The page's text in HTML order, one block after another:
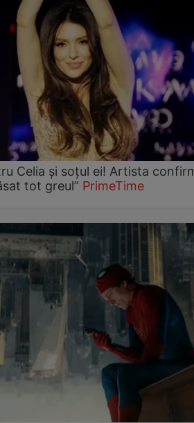
Celia și soțul ei! Artista
tot greul” PrimeTime